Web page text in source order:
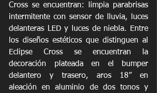
Cross se encuentran: limpia parabrisas
intermitente con sensor de lluvia, luces
delanteras LED y luces de niebla. Entre
los diseños estéticos que distinguen al
Eclipse Cross se encuentran la
decoración plateada en el bumper
delantero y trasero, aros 18” en
aleación en aluminio de dos tonos y